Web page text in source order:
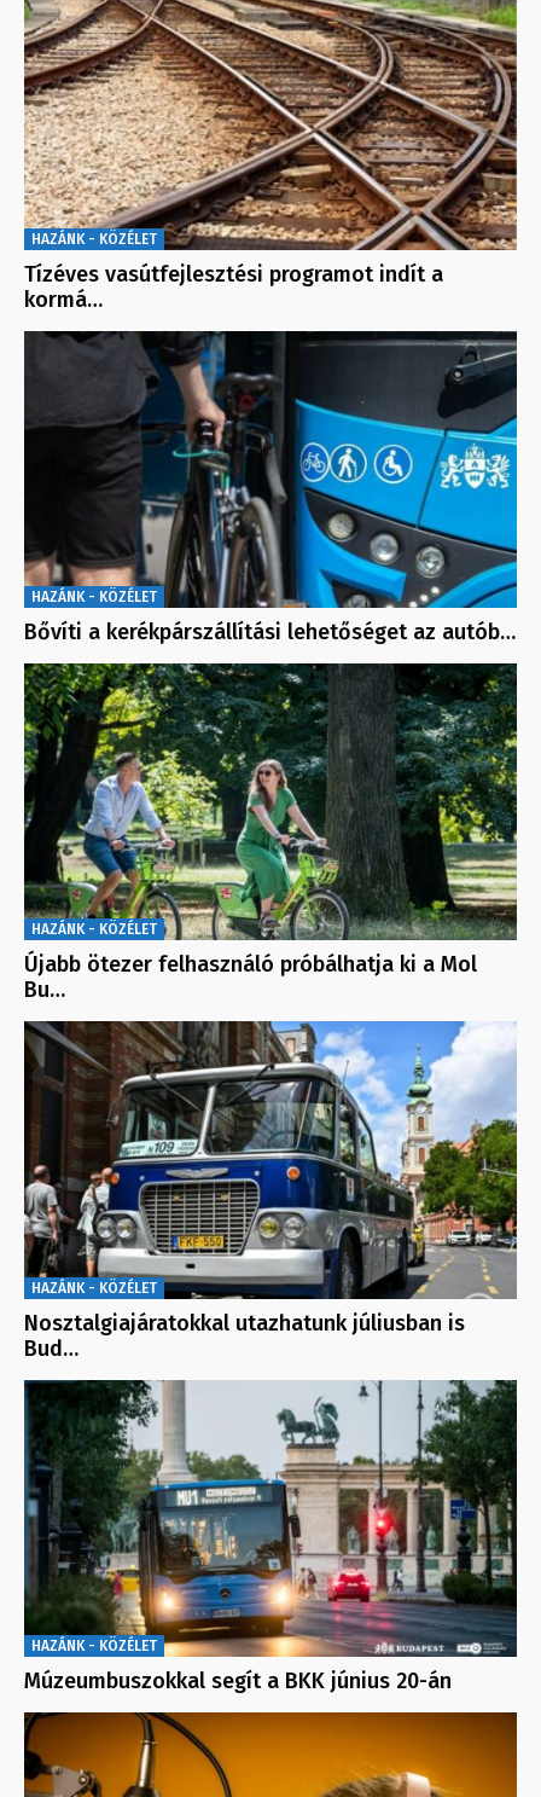
HAZÁNK - KÖZÉLET
Tízéves vasútfejlesztési programot indít a
kormá…
HAZÁNK - KÖZÉLET
Bővíti a kerékpárszállítási lehetőséget az autób…
HAZÁNK - KÖZÉLET
Újabb ötezer felhasználó próbálhatja ki a Mol
Bu…
HAZÁNK - KÖZÉLET
Nosztalgiajáratokkal utazhatunk júliusban is
Bud…
HAZÁNK - KÖZÉLET
Múzeumbuszokkal segít a BKK június 20-án